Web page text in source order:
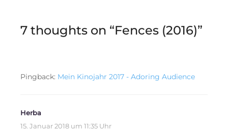
7 thoughts on “Fences (2016)”
Pingback: Mein Kinojahr 2017 - Adoring Audience
Herba
15. Januar 2018 um 11:35 Uhr